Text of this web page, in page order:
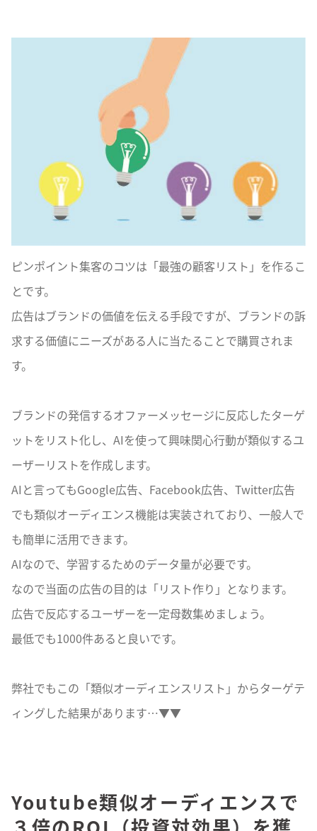
ピンポイント集客のコツは「最強の顧客リスト」を作るこ
とです。
広告はブランドの価値を伝える手段ですが、ブランドの訴
求する価値にニーズがある人に当たることで購買されま
す。
ブランドの発信するオファーメッセージに反応したターゲ
ットをリスト化し、AIを使って興味関心行動が類似するユ
ーザーリストを作成します。
AIと言ってもGoogle広告、Facebook広告、Twitter広告
でも類似オーディエンス機能は実装されており、一般人で
も簡単に活用できます。
AIなので、学習するためのデータ量が必要です。
なので当面の広告の目的は「リスト作り」となります。
広告で反応するユーザーを一定母数集めましょう。
最低でも1000件あると良いです。
弊社でもこの「類似オーディエンスリスト」からターゲテ
ィングした結果があります…▼▼
Youtube類似オーディエンスで